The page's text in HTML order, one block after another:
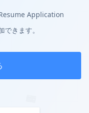
Application
きます。